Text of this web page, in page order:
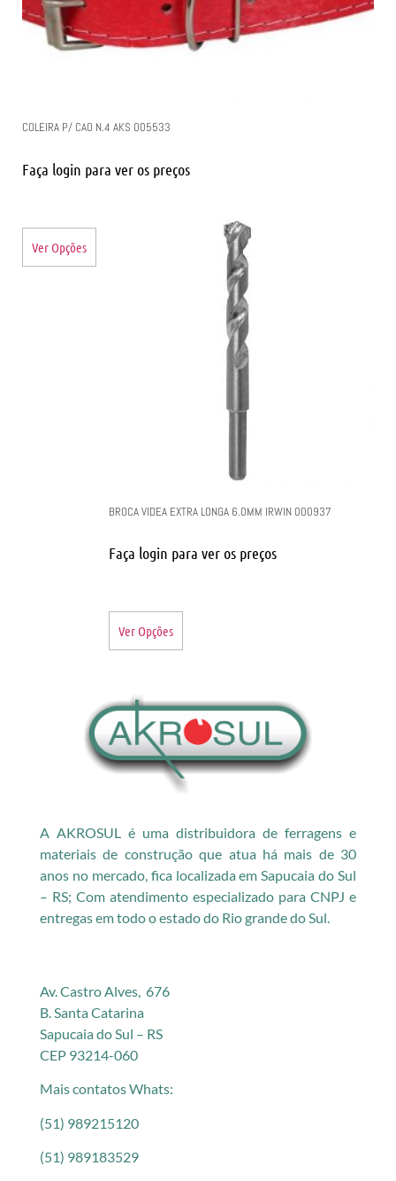
COLEIRA P/ CAO N.4 AKS 005533
Faça login para ver os preços
Ver Opções
BROCA VIDEA EXTRA LONGA 6.0MM IRWIN 000937
Faça login para ver os preços
Ver Opções
A AKROSUL é uma distribuidora de ferragens e
materiais de construção que atua há mais de 30
anos no mercado, fica localizada em Sapucaia do Sul
– RS; Com atendimento especializado para CNPJ e
entregas em todo o estado do Rio grande do Sul.
Av. Castro Alves, 676
B. Santa Catarina
Sapucaia do Sul – RS
CEP 93214-060
Mais contatos Whats:
(51) 989215120
(51) 989183529